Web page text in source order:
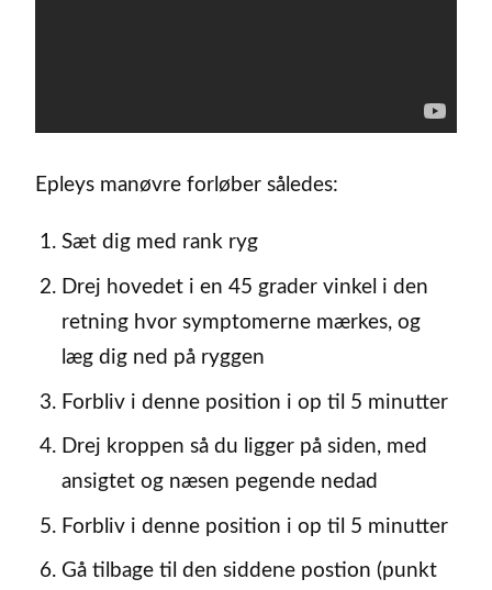
Epleys manøvre forløber således:
Sæt dig med rank ryg
Drej hovedet i en 45 grader vinkel i den
retning hvor symptomerne mærkes, og
læg dig ned på ryggen
Forbliv i denne position i op til 5 minutter
Drej kroppen så du ligger på siden, med
ansigtet og næsen pegende nedad
Forbliv i denne position i op til 5 minutter
Gå tilbage til den siddene postion (punkt